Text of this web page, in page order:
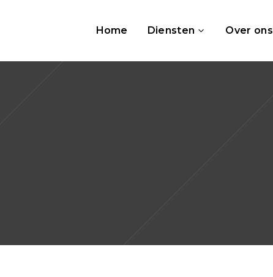
Home Diensten Over ons